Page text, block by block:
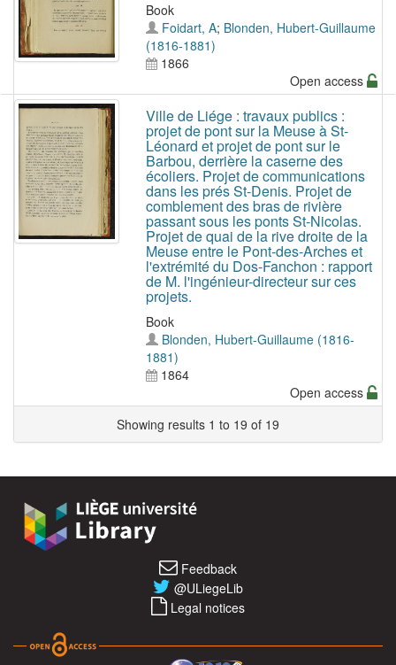
Book
Foidart, A; Blonden, Hubert-Guillaume
(1816-1881)
1866
Open access
Ville de Liége : travaux publics :
projet de pont sur la Meuse à St-
Léonard et projet de pont sur le
Barbou, derrière la caserne des
écoliers. Projet de communications
dans les prés St-Denis. Projet de
comblement des bras de rivière
passant sous les ponts St-Nicolas.
Projet de quai de la rive droite de la
Meuse entre le Pont-des-Arches et
l'extrémité du Dos-Fanchon : rapport
de M. l'ingénieur-directeur sur ces
projets.
Book
Blonden, Hubert-Guillaume (1816-
1881)
1864
Open access
Showing results 1 to 19 of 19
Feedback
@ULiegeLib
Legal notices